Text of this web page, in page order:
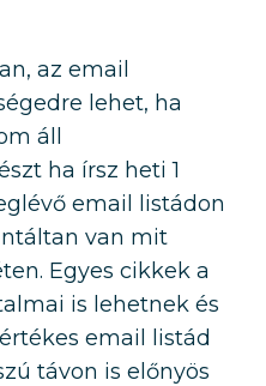
az email
lehet, ha
áll
ha írsz heti 1
email listádon
van mit
Egyes cikkek a
is lehetnek és
email listád
távon is előnyös